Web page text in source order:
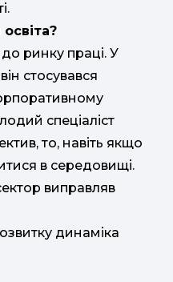
ринку праці. У
стосувався
спеціаліст
то, навіть якщо
в середовищі.
виправляв
динаміка